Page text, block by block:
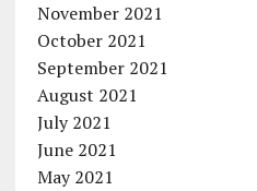
November 2021
October 2021
September 2021
August 2021
July 2021
June 2021
May 2021